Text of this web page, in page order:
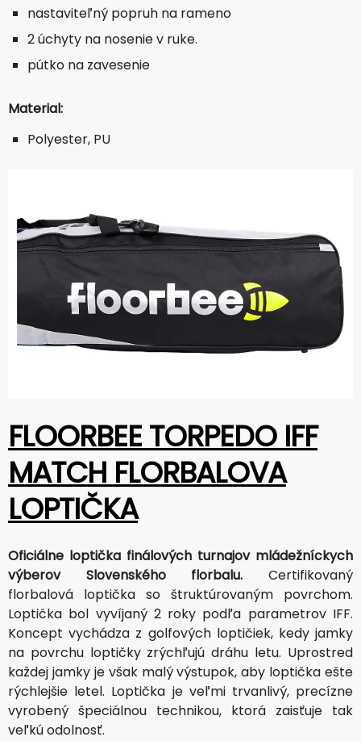
nastaviteľný popruh na rameno
2 úchyty na nosenie v ruke.
pútko na zavesenie
Material:
Polyester, PU
FLOORBEE TORPEDO IFF
MATCH FLORBALOVA
LOPTIČKA
Oficiálne loptička finálových turnajov mládežníckych
výberov Slovenského florbalu. Certifikovaný
florbalová loptička so štruktúrovaným povrchom.
Loptička bol vyvíjaný 2 roky podľa parametrov IFF.
Koncept vychádza z golfových loptičiek, kedy jamky
na povrchu loptičky zrýchľujú dráhu letu. Uprostred
každej jamky je však malý výstupok, aby loptička ešte
rýchlejšie letel. Loptička je veľmi trvanlivý, precízne
vyrobený špeciálnou technikou, ktorá zaisťuje tak
veľkú odolnosť.